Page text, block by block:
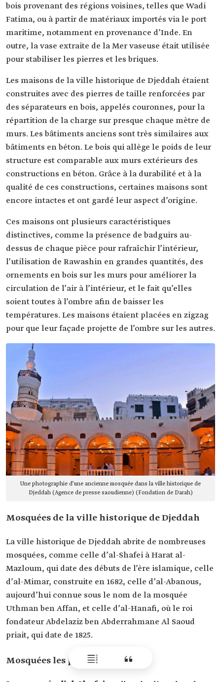
bois provenant des régions voisines, telles que Wadi
Fatima, ou à partir de matériaux importés via le port
maritime, notamment en provenance d’Inde. En
outre, la vase extraite de la Mer vaseuse était utilisée
pour stabiliser les pierres et les briques.
Les maisons de la ville historique de Djeddah étaient
construites avec des pierres de taille renforcées par
des séparateurs en bois, appelés couronnes, pour la
répartition de la charge sur presque chaque mètre de
murs. Les bâtiments anciens sont très similaires aux
bâtiments en béton. Le bois qui allège le poids de leur
structure est comparable aux murs extérieurs des
constructions en béton. Grâce à la durabilité et à la
qualité de ces constructions, certaines maisons sont
encore intactes et ont gardé leur aspect d’origine.
Ces maisons ont plusieurs caractéristiques
distinctives, comme la présence de badguirs au-
dessus de chaque pièce pour rafraîchir l’intérieur,
l’utilisation de Rawashin en grandes quantités, des
ornements en bois sur les murs pour améliorer la
circulation de l’air à l’intérieur, et le fait qu’elles
soient toutes à l’ombre afin de baisser les
températures. Les maisons étaient placées en zigzag
pour que leur façade projette de l’ombre sur les autres.
Une photographie d’une ancienne mosquée dans la ville historique de
Djeddah (Agence de presse saoudienne) (Fondation de Darah)
Mosquées de la ville historique de Djeddah
La ville historique de Djeddah abrite de nombreuses
mosquées, comme celle d’al-Shafei à Harat al-
Mazloum, qui date des débuts de l’ère islamique, celle
d’al-Mimar, construite en 1682, celle d’al-Abanous,
aujourd’hui connue sous le nom de la mosquée
Uthman ben Affan, et celle d’al-Hanafi, où le roi
fondateur Abdelaziz ben Abderrahmane Al Saoud
priait, qui date de 1825.
Mosquées les plus importantes